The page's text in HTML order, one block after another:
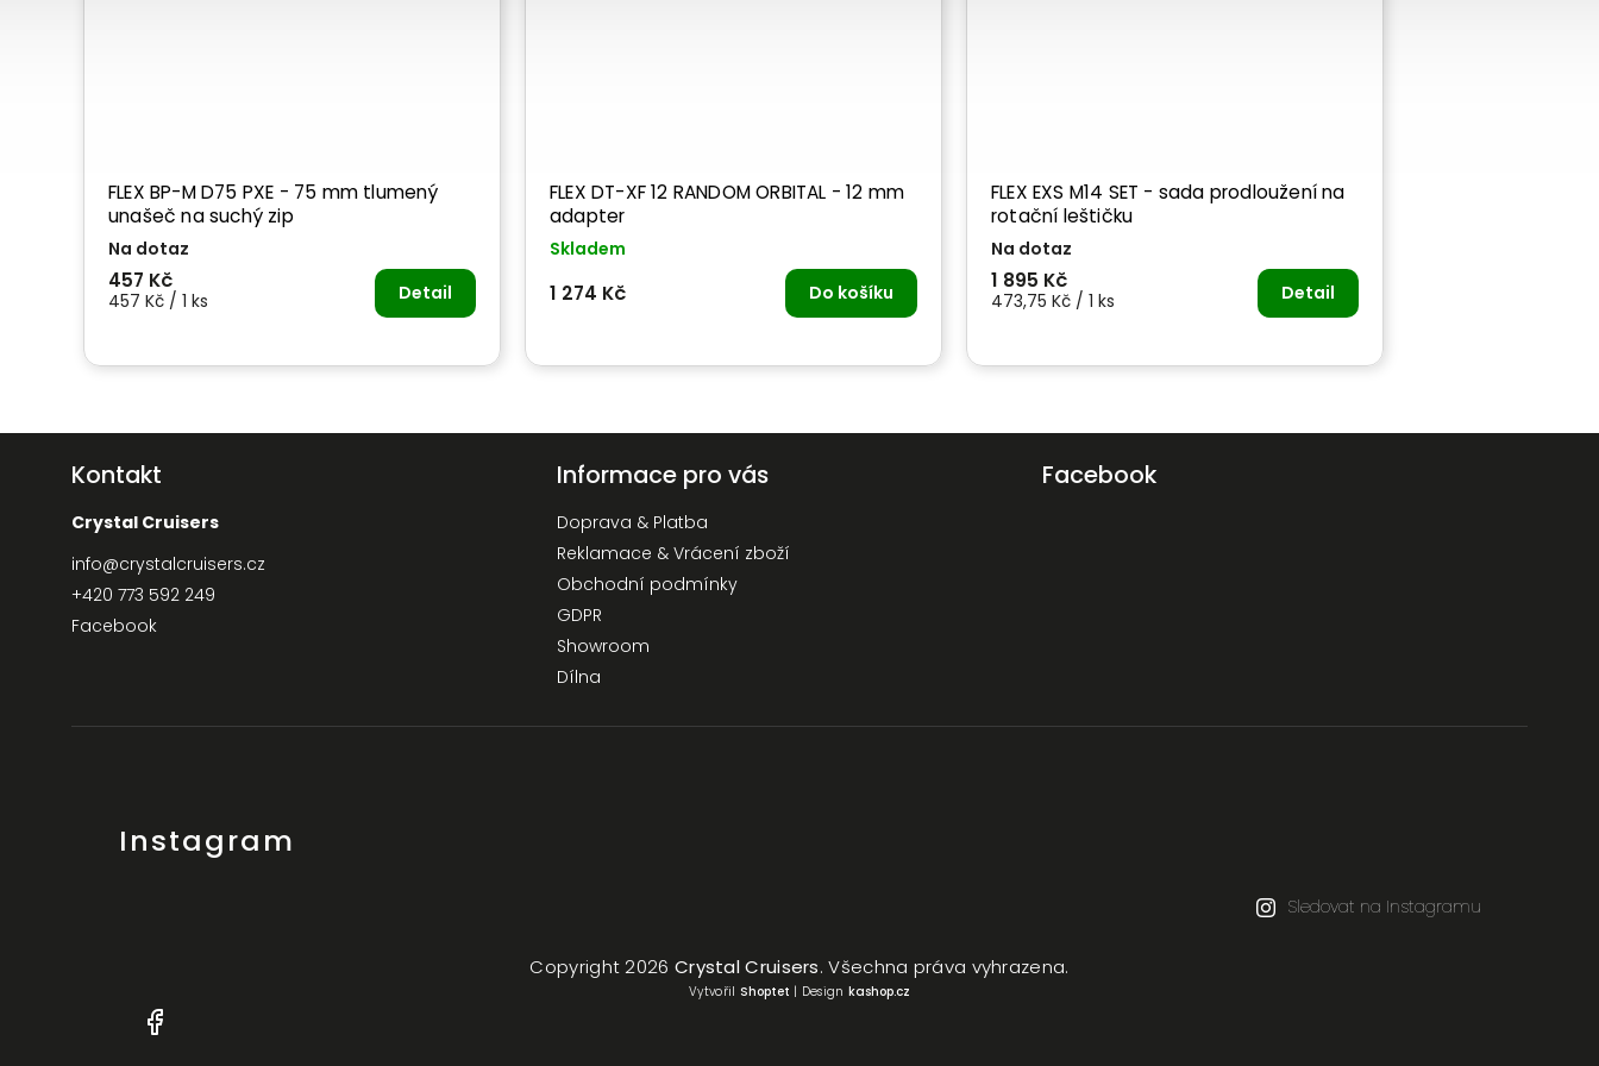
FLEX BP-M D75 PXE - 75 mm tlumený
unašeč na suchý zip
Na dotaz
457 Kč
457 Kč / 1 ks Detail
FLEX DT-XF 12 RANDOM ORBITAL - 12 mm
adapter
Skladem
1 274 Kč Do košíku
FLEX EXS M14 SET - sada prodloužení na
rotační leštičku
Na dotaz
1 895 Kč
473,75 Kč / 1 ks Detail
Kontakt
Crystal Cruisers
info@crystalcruisers.cz
+420 773 592 249
Facebook
Informace pro vás
Doprava & Platba
Reklamace & Vrácení zboží
Obchodní podmínky
GDPR
Showroom
Dílna
Facebook
Instagram
Sledovat na Instagramu
Copyright 2026 Crystal Cruisers. Všechna práva vyhrazena.
Vytvořil Shoptet | Design kashop.cz
+420